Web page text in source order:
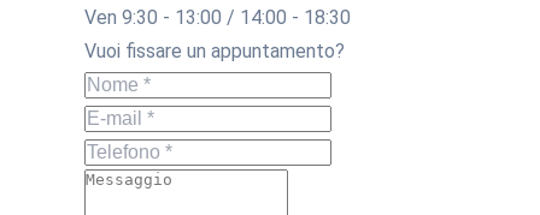
Ven 9:30 - 13:00 / 14:00 - 18:30
Vuoi fissare un appuntamento?
Nome *
Messaggio